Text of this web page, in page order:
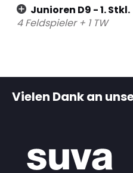
Junioren D9 - 1. Stkl.
4 Feldspieler + 1 TW
Vielen Dank an